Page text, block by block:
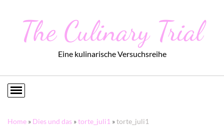
The Culinary Trial
Eine kulinarische Versuchsreihe
Home » Dies und das »torte_juli1 »torte_juli1